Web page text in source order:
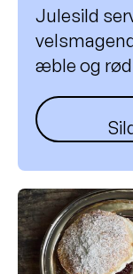
Julesild
æble og
Sild